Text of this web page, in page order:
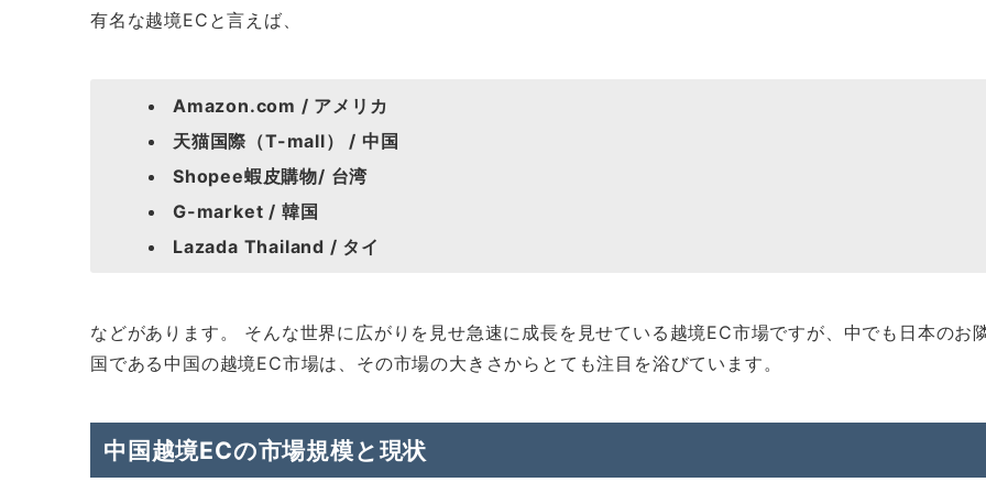
有名な越境ECと言えば、
Amazon.com / アメリカ
天猫国際（T-mall） / 中国
Shopee蝦皮購物/ 台湾
G-market / 韓国
Lazada Thailand / タイ
などがあります。 そんな世界に広がりを見せ急速に成長を見せている越境EC市場ですが、中でも日本のお
国である中国の越境EC市場は、その市場の大きさからとても注目を浴びています。
中国越境ECの市場規模と現状